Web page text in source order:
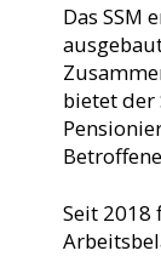
Das SSM
bietet der
Seit 2018